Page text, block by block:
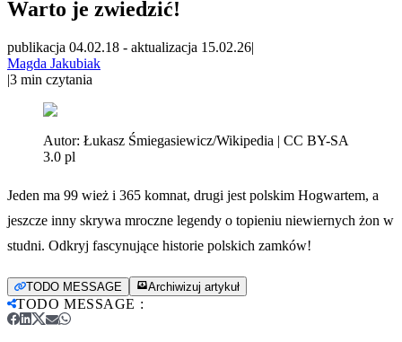
Warto je zwiedzić!
publikacja 04.02.18 - aktualizacja 15.02.26|
Magda Jakubiak
|3 min czytania
Autor: Łukasz Śmiegasiewicz/Wikipedia | CC BY-SA
3.0 pl
Jeden ma 99 wież i 365 komnat, drugi jest polskim Hogwartem, a
jeszcze inny skrywa mroczne legendy o topieniu niewiernych żon w
studni. Odkryj fascynujące historie polskich zamków!
TODO MESSAGE Archiwizuj artykuł
TODO MESSAGE :